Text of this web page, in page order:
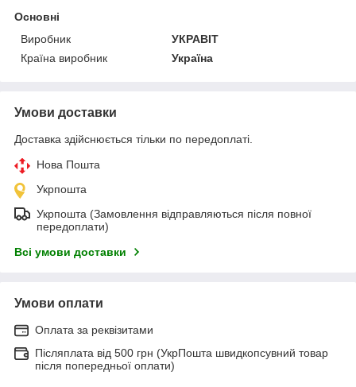
Основні
Виробник
УКРАВІТ
Країна виробник
Україна
Умови доставки
Доставка здійснюється тільки по передоплаті.
Нова Пошта
Укрпошта
Укрпошта (Замовлення відправляються після повної
передоплати)
Всі умови доставки
Умови оплати
Оплата за реквізитами
Післяплата від 500 грн (УкрПошта швидкопсувний товар
після попередньої оплати)